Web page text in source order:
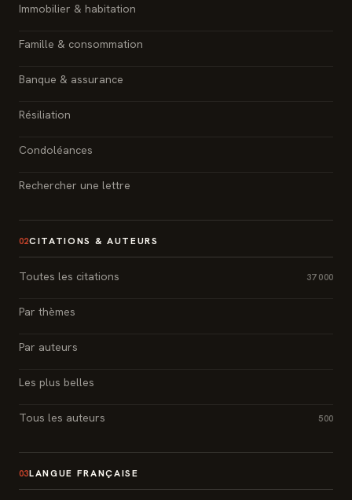
Immobilier & habitation
Famille & consommation
Banque & assurance
Résiliation
Condoléances
Rechercher une lettre
02CITATIONS & AUTEURS
Toutes les citations 37 000
Par thèmes
Par auteurs
Les plus belles
Tous les auteurs 500
03LANGUE FRANÇAISE